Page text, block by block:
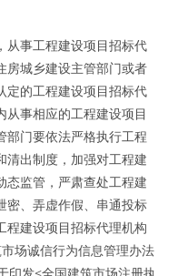
事工程建设项目招标代
房城乡建设主管部门或者
定的工程建设项目招标代
从事相应的工程建设项目
部门要依法严格执行工程
清出制度，加强对工程建
态监管，严肃查处工程建
密、弄虚作假、串通投标
程建设项目招标代理机构
场诚信行为信息管理办法